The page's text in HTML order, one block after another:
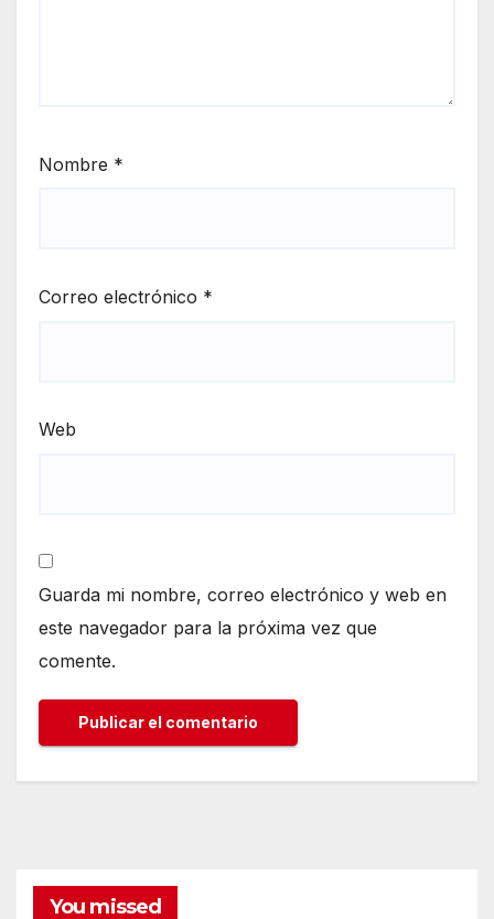
Nombre *
Correo electrónico *
Web
Guarda mi nombre, correo electrónico y web en
este navegador para la próxima vez que
comente.
You missed